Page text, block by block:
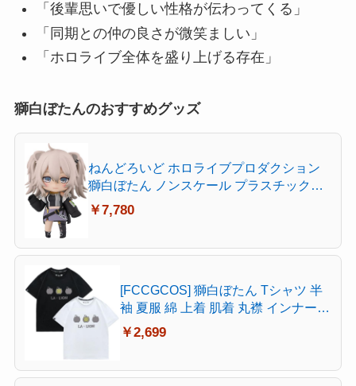
「後輩思いで優しい性格が伝わってくる」
「同期との仲の良さが微笑ましい」
「ホロライブ全体を盛り上げる存在」
獅白ぼたんのおすすめグッズ
ねんどろいど ホロライブプロダクション
獅白ぼたん ノンスケール プラスチック製
塗装済み可動フィギュア
￥7,780
[FCCGCOS] 獅白ぼたん Tシャツ 半
袖 夏服 綿 上着 肌着 丸襟 インナーシ
ャツ スポーツシャツス コスチューム
日常服 トップス 大人 子供 男女兼用
輸入品]
￥2,699